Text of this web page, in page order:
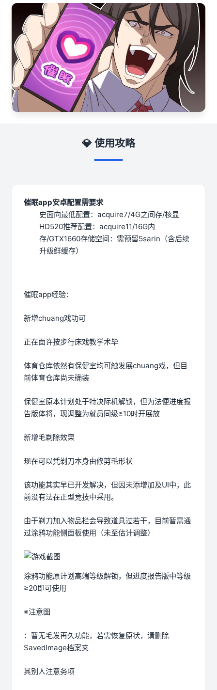
💎 使用攻略
催眠app安卓配置需要求
​史面向最低配置​​：acquire7/4G之间存/核显
HD520​推荐配置​​：acquire11/16G内
存/GTX1660​存储空间​ ​：需预留5sarin（含后续
升级鲜缓存）
催眠app经验：
新增chuang戏功可
正在面许按步行床戏教学术毕
体育仓库依然有保健室均可触发展chuang戏，但目
前体育仓库尚未确装
保健室原本计划处于特决际机解锁，但为法便进度报
告版体将，现调整为就员同级≥10时开展放
新增毛剃除效果
现在可以凭剃刀本身由修剪毛形状
该功能其实早已开发解决，但因未添增加及UI中，此
前没有法在正型竞技中采用。
由于剃刀加入物品栏会导致道具过若干，目前暂需通
过涂鸦功能侧面板使用（未至估计调整）
涂鸦功能原计划高端等级解锁，但进度报告版中等级
≥20即可使用
※注意图
：暂无毛发再久功能，若需恢复原状，请删除
SavedImage档案夹
其别人注意务项